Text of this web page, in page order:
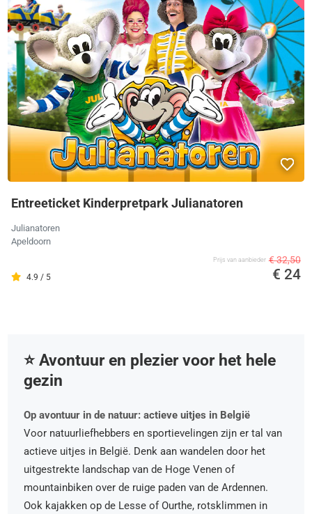
Entreeticket Kinderpretpark Julianatoren
Julianatoren
Apeldoorn
4.9 / 5
Prijs van aanbieder € 32,50
€ 24
⭐️ Avontuur en plezier voor het hele
gezin
Op avontuur in de natuur: actieve uitjes in België
Voor natuurliefhebbers en sportievelingen zijn er tal van
actieve uitjes in België. Denk aan wandelen door het
uitgestrekte landschap van de Hoge Venen of
mountainbiken over de ruige paden van de Ardennen.
Ook kajakken op de Lesse of Ourthe, rotsklimmen in